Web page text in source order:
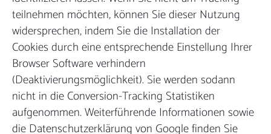
teilnehmen möchten, können Sie dieser Nutzung
widersprechen, indem Sie die Installation der
Cookies durch eine entsprechende Einstellung Ihrer
Browser Software verhindern
(Deaktivierungsmöglichkeit). Sie werden sodann
nicht in die Conversion-Tracking Statistiken
aufgenommen. Weiterführende Informationen sowie
die Datenschutzerklärung von Google finden Sie